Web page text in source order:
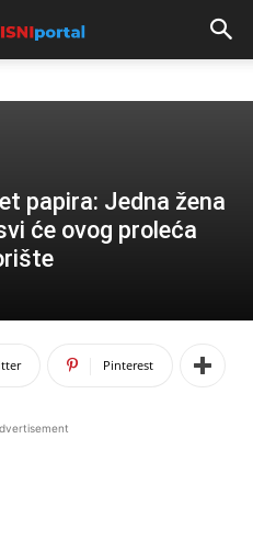
papira: Jedna žena
će ovog proleća
Pinterest